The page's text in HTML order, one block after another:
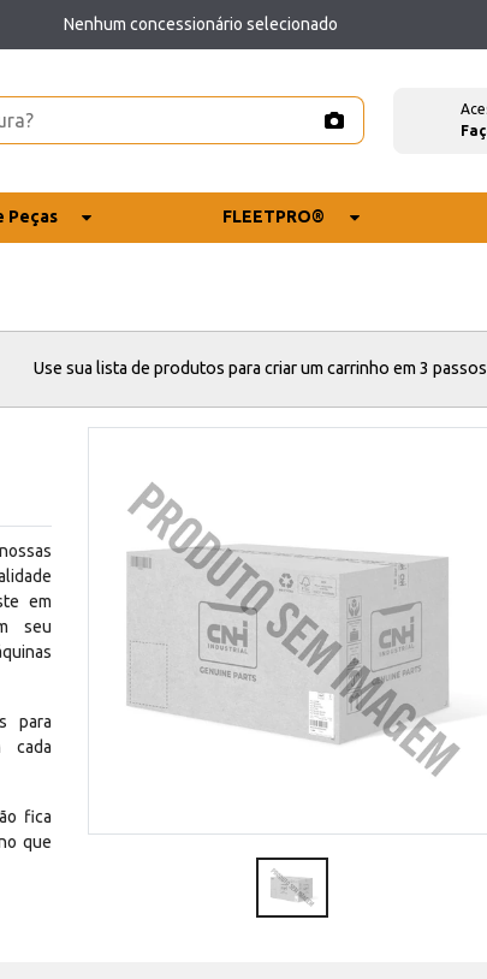
Nenhum concessionário selecionado
Peças FLEETPRO®
Use sua lista de produtos para criar um carrinho em 3
em
seu
para
cada
fica
que